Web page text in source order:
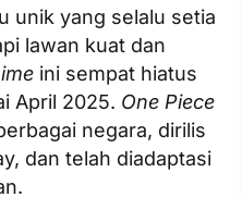
unik yang selalu setia
lawan kuat dan
ini sempat hiatus
April 2025. One Piece
negara, dirilis
dan telah diadaptasi